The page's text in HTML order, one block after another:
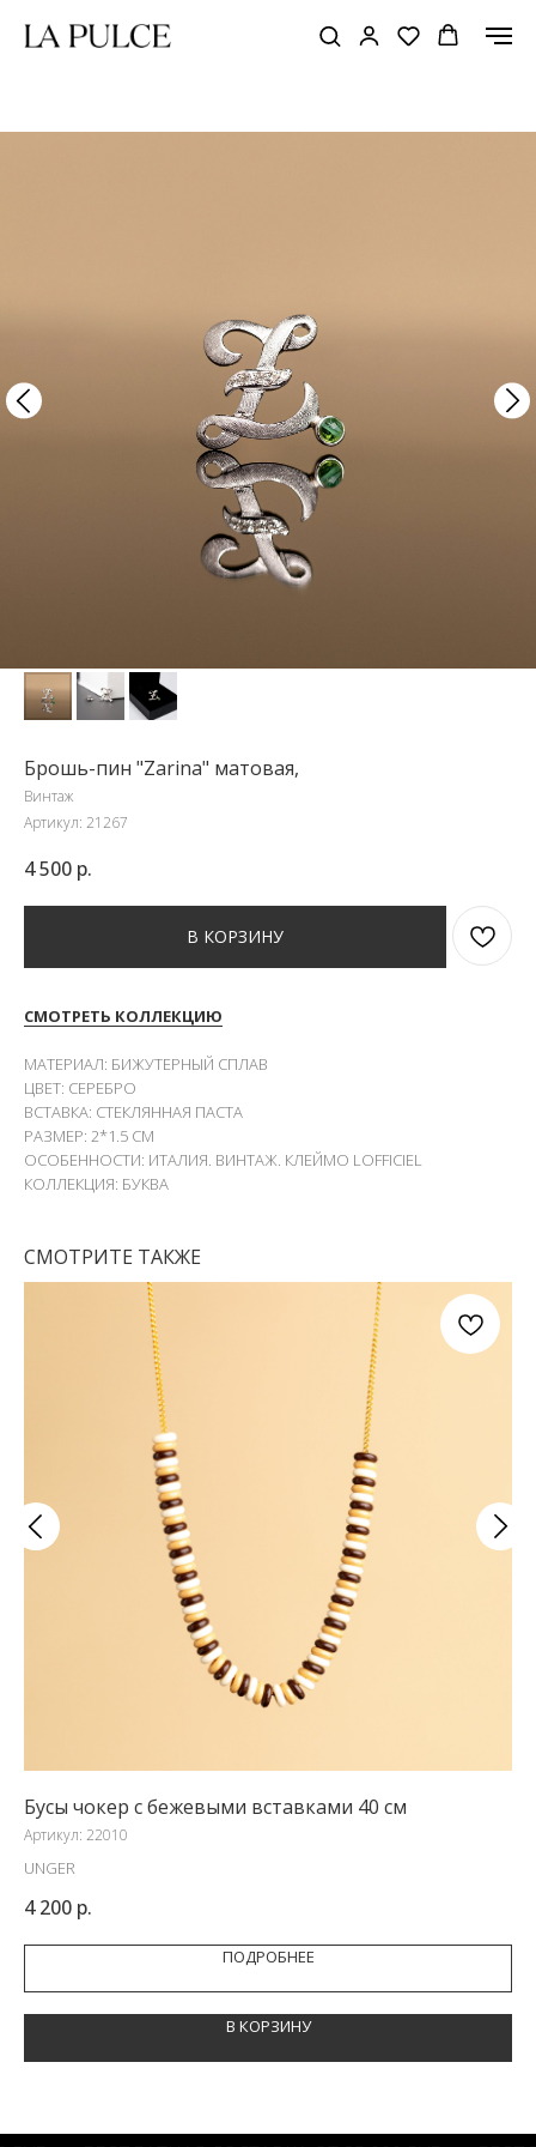
Брошь-пин "Zarina" матовая,
Винтаж
Артикул: 21267
4 500 р.
В КОРЗИНУ
СМОТРЕТЬ КОЛЛЕКЦИЮ
МАТЕРИАЛ: БИЖУТЕРНЫЙ СПЛАВ
ЦВЕТ: СЕРЕБРО
ВСТАВКА: СТЕКЛЯННАЯ ПАСТА
РАЗМЕР: 2*1.5 СМ
ОСОБЕННОСТИ: ИТАЛИЯ. ВИНТАЖ. КЛЕЙМО LOFFICIEL
КОЛЛЕКЦИЯ: БУКВА
СМОТРИТЕ ТАКЖЕ
Бусы чокер с бежевыми вставками 40 см
Артикул: 22010
UNGER
4 200 р.
ПОДРОБНЕЕ
В КОРЗИНУ